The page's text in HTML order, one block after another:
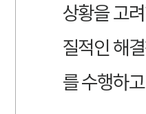
상황을 고
질적인 해
를 수행하